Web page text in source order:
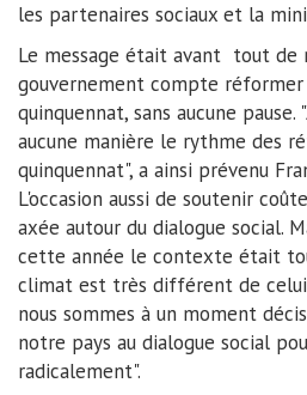
les partenaires sociaux et la
Le message était avant tout de
gouvernement compte
quinquennat, sans aucune
aucune manière le rythme des
quinquennat", a ainsi prévenu
L'occasion aussi de soutenir
axée autour du dialogue social.
cette année le contexte était
climat est très différent de celui
nous sommes à un moment
notre pays au dialogue social
radicalement".